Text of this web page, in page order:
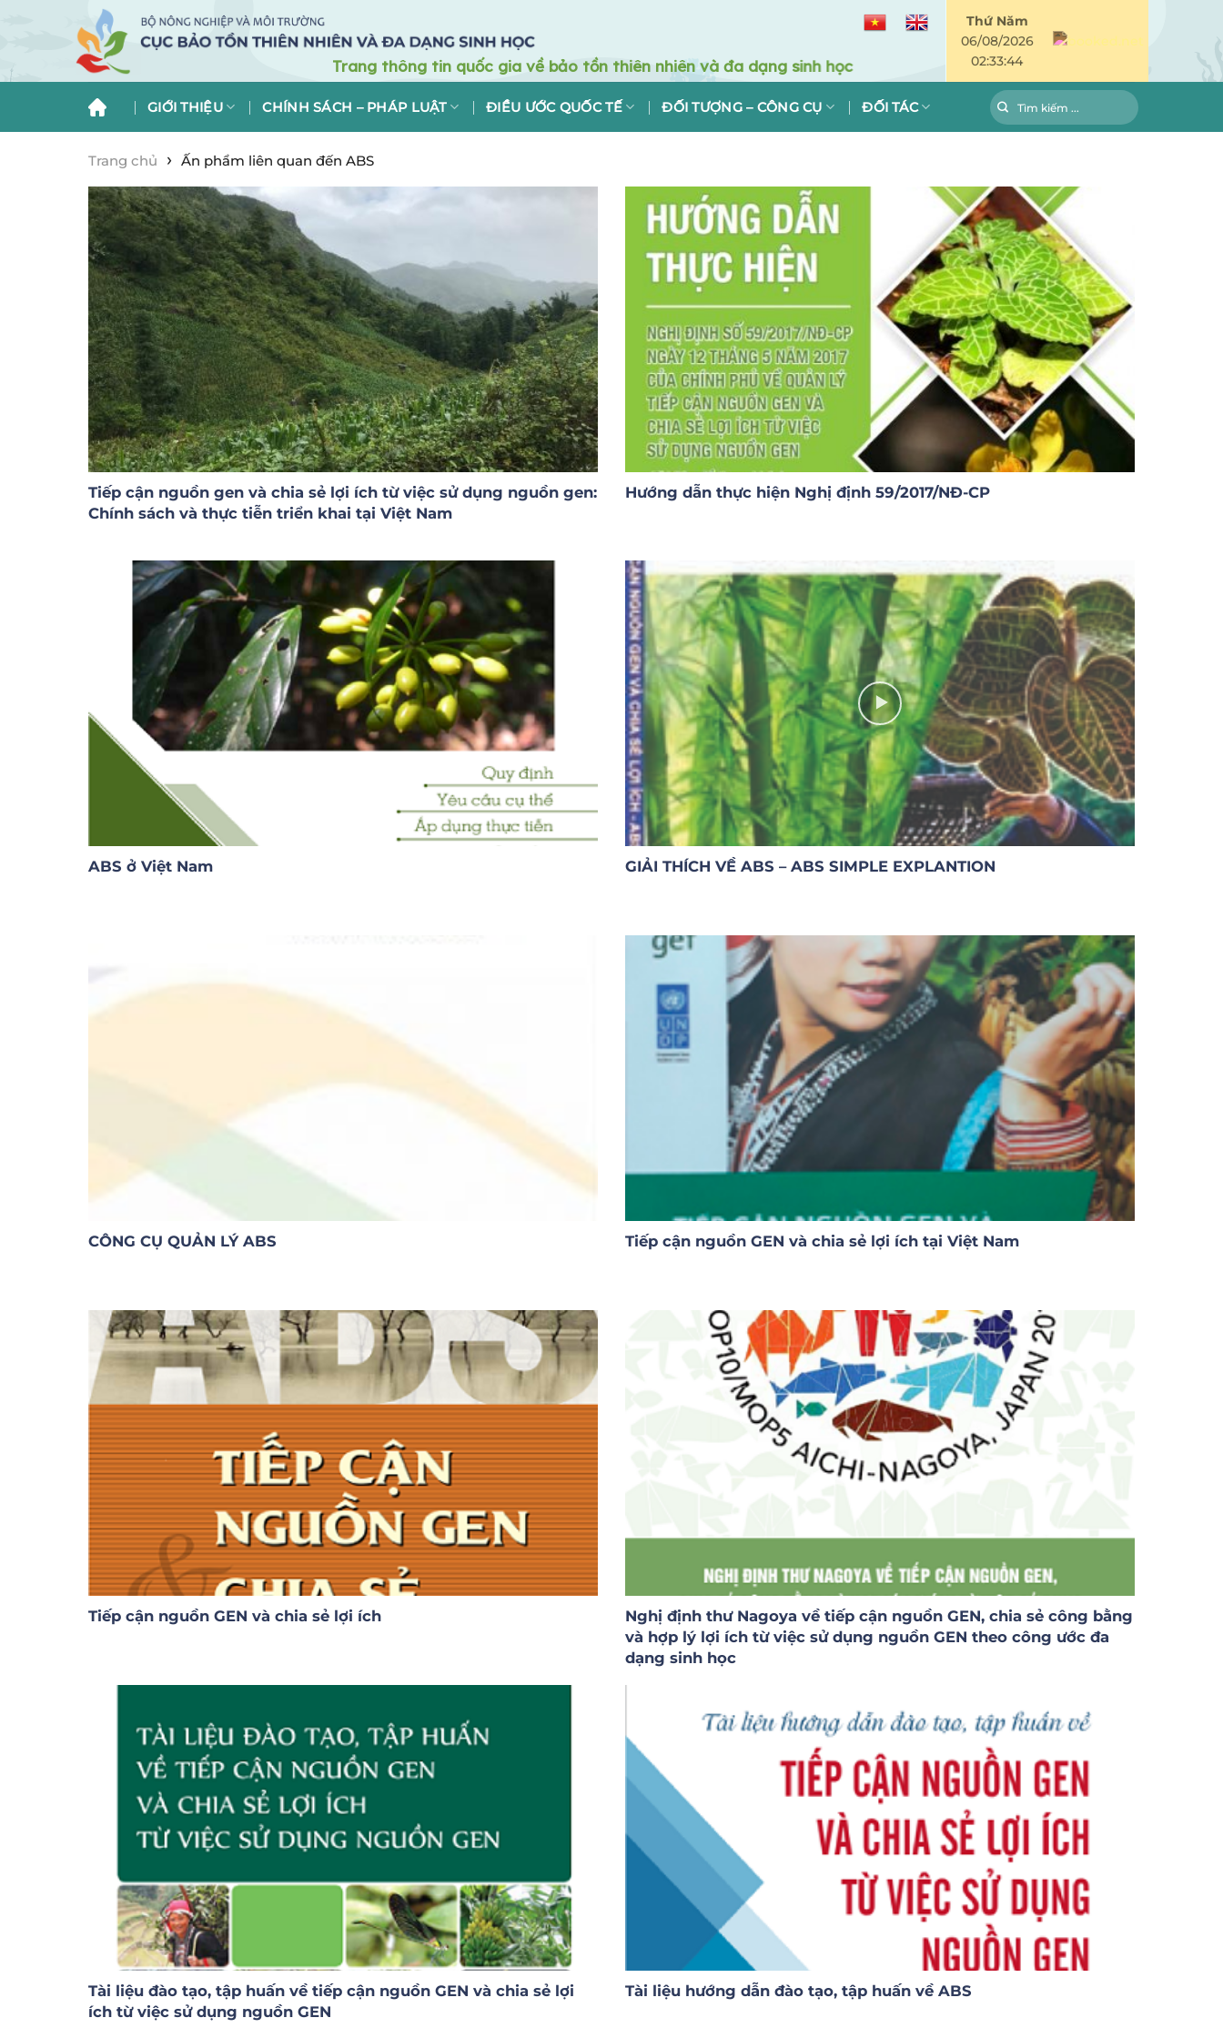
Thứ Năm
06/08/2026
02:33:45
GIỚI THIỆU CHÍNH SÁCH – PHÁP LUẬT ĐIỀU ƯỚC QUỐC TẾ ĐỐI TƯỢNG – CÔNG CỤ ĐỐI TÁC
Trang chủ › Ấn phẩm liên quan đến ABS
Tiếp cận nguồn gen và chia sẻ lợi ích từ việc sử dụng nguồn gen:
Chính sách và thực tiễn triển khai tại Việt Nam
Hướng dẫn thực hiện Nghị định 59/2017/NĐ-CP
ABS ở Việt Nam GIẢI THÍCH VỀ ABS – ABS SIMPLE EXPLANTION
CÔNG CỤ QUẢN LÝ ABS Tiếp cận nguồn GEN và chia sẻ lợi ích tại Việt Nam
Tiếp cận nguồn GEN và chia sẻ lợi ích
Nghị định thư Nagoya về tiếp cận nguồn GEN, chia sẻ công bằng
và hợp lý lợi ích từ việc sử dụng nguồn GEN theo công ước đa
dạng sinh học
Tài liệu đào tạo, tập huấn về tiếp cận nguồn GEN và chia sẻ lợi
ích từ việc sử dụng nguồn GEN
Tài liệu hướng dẫn đào tạo, tập huấn về ABS